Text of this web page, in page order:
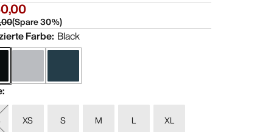
(Spare30%)
Farbe: Black
:
XS S M L XL